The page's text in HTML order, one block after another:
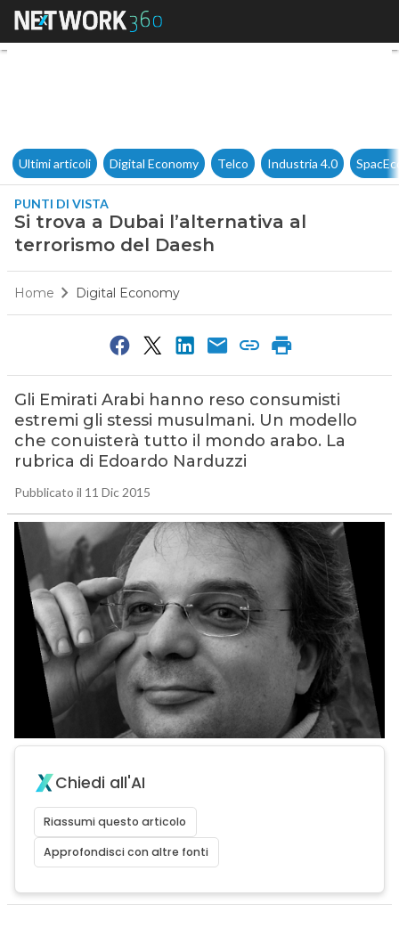
Si trova a Dubai l’alternativa
Ultimi articoli Digital Economy Telco Industria 4.0
PUNTI DI VISTA
Si trova a Dubai l’alternativa al
terrorismo del Daesh
Home Digital Economy
Gli Emirati Arabi hanno reso consumisti
estremi gli stessi musulmani. Un modello
che conuisterà tutto il mondo arabo. La
rubrica di Edoardo Narduzzi
Pubblicato il 11 Dic 2015
Chiedi all'AI
Riassumi questo articolo
Approfondisci con altre fonti